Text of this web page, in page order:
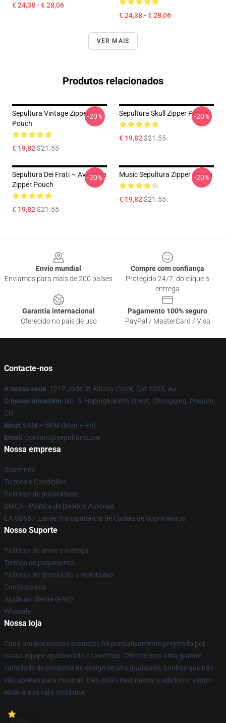
€ 24,38 - € 28,06
€ 24,38 - € 28,06
VER MAIS
Produtos relacionados
Sepultura Vintage Zipper
Pouch
€ 19,82$21.55
-20% Sepultura Skull Zipper Pouch
€ 19,82$21.55
-20%
Sepultura Dei Frati ~ Avigliana
Zipper Pouch
€ 19,82$21.55
-20% Music Sepultura Zipper Pouch
€ 19,82$21.55
-20%
Envio mundial
Enviamos para mais de 200 países
Compre com confiança
Protegido 24/7, do clique à
entrega
Garantia internacional
Oferecido no país de uso
Pagamento 100% seguro
PayPal / MasterCard / Visa
Contacte-nos
A nossa sede: 1217 Jade St Albany Creek, Qld 4035, Au
O nosso armazém: No. 5, Hepingli North Street, Chongqing, Pequim,
CN
Hour: 9AM – 5PM (Mon – Fri)
Email : contato@sepulturaLoja
Nossa empresa
Sobre nós
Termos e Condições
Políticas de privacidade
DMCA - Política de Direitos Autorais
CA SB657: Lei de Transparência de Cadeia de Suprimentos
Nosso Suporte
Políticas de envio e entrega
Termos de pagamento
Políticas de devolução e reembolso
Contacte-nos
Ajuda ao cliente (FAQ)
Whosale
Nossa loja
Cada um dos nossos produtos foi pensativamente projetado por
nossa equipe apaixonada e talentosa. Oferecemos uma grande
variedade de produtos de design de alta qualidade, bonitos que não
são apenas para mostrar. Eles estão destinados a adicionar algum
estilo à sua vida cotidiana.